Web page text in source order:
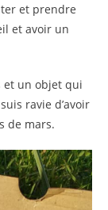
et prendre
et avoir un
et un objet qui
ravie d’avoir
de mars.